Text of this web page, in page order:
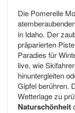
Die Pomerelle
in Idaho. Der
präparierten
Paradies für
live, wie
hinuntergleiten
Gipfel berühren.
Wetterlage zu
Naturschönheit